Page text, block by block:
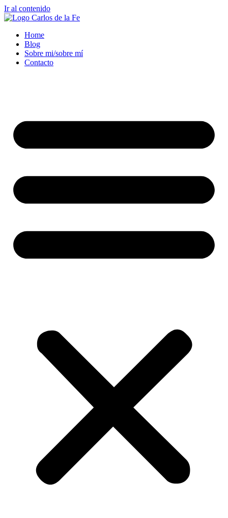
Ir al contenido
Home
Blog
Sobre mi/sobre mí
Contacto